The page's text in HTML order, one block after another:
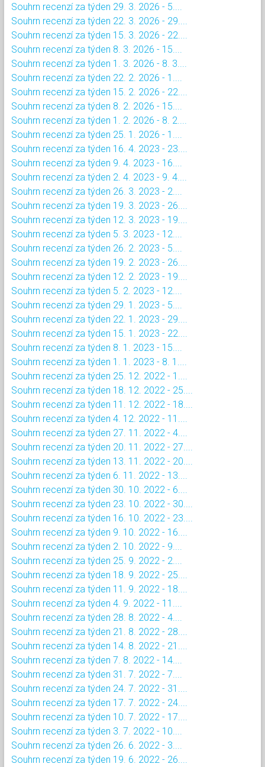
Souhrn recenzí za týden 29. 3. 2026 - 5....
Souhrn recenzí za týden 22. 3. 2026 - 29....
Souhrn recenzí za týden 15. 3. 2026 - 22....
Souhrn recenzí za týden 8. 3. 2026 - 15....
Souhrn recenzí za týden 1. 3. 2026 - 8. 3....
Souhrn recenzí za týden 22. 2. 2026 - 1....
Souhrn recenzí za týden 15. 2. 2026 - 22....
Souhrn recenzí za týden 8. 2. 2026 - 15....
Souhrn recenzí za týden 1. 2. 2026 - 8. 2....
Souhrn recenzí za týden 25. 1. 2026 - 1....
Souhrn recenzí za týden 16. 4. 2023 - 23....
Souhrn recenzí za týden 9. 4. 2023 - 16....
Souhrn recenzí za týden 2. 4. 2023 - 9. 4....
Souhrn recenzí za týden 26. 3. 2023 - 2....
Souhrn recenzí za týden 19. 3. 2023 - 26....
Souhrn recenzí za týden 12. 3. 2023 - 19....
Souhrn recenzí za týden 5. 3. 2023 - 12....
Souhrn recenzí za týden 26. 2. 2023 - 5....
Souhrn recenzí za týden 19. 2. 2023 - 26....
Souhrn recenzí za týden 12. 2. 2023 - 19....
Souhrn recenzí za týden 5. 2. 2023 - 12....
Souhrn recenzí za týden 29. 1. 2023 - 5....
Souhrn recenzí za týden 22. 1. 2023 - 29....
Souhrn recenzí za týden 15. 1. 2023 - 22....
Souhrn recenzí za týden 8. 1. 2023 - 15....
Souhrn recenzí za týden 1. 1. 2023 - 8. 1....
Souhrn recenzí za týden 25. 12. 2022 - 1....
Souhrn recenzí za týden 18. 12. 2022 - 25....
Souhrn recenzí za týden 11. 12. 2022 - 18....
Souhrn recenzí za týden 4. 12. 2022 - 11....
Souhrn recenzí za týden 27. 11. 2022 - 4....
Souhrn recenzí za týden 20. 11. 2022 - 27....
Souhrn recenzí za týden 13. 11. 2022 - 20....
Souhrn recenzí za týden 6. 11. 2022 - 13....
Souhrn recenzí za týden 30. 10. 2022 - 6....
Souhrn recenzí za týden 23. 10. 2022 - 30....
Souhrn recenzí za týden 16. 10. 2022 - 23....
Souhrn recenzí za týden 9. 10. 2022 - 16....
Souhrn recenzí za týden 2. 10. 2022 - 9....
Souhrn recenzí za týden 25. 9. 2022 - 2....
Souhrn recenzí za týden 18. 9. 2022 - 25....
Souhrn recenzí za týden 11. 9. 2022 - 18....
Souhrn recenzí za týden 4. 9. 2022 - 11....
Souhrn recenzí za týden 28. 8. 2022 - 4....
Souhrn recenzí za týden 21. 8. 2022 - 28....
Souhrn recenzí za týden 14. 8. 2022 - 21....
Souhrn recenzí za týden 7. 8. 2022 - 14....
Souhrn recenzí za týden 31. 7. 2022 - 7....
Souhrn recenzí za týden 24. 7. 2022 - 31....
Souhrn recenzí za týden 17. 7. 2022 - 24....
Souhrn recenzí za týden 10. 7. 2022 - 17....
Souhrn recenzí za týden 3. 7. 2022 - 10....
Souhrn recenzí za týden 26. 6. 2022 - 3....
Souhrn recenzí za týden 19. 6. 2022 - 26....